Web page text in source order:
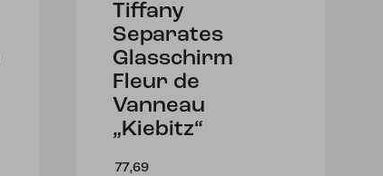
Tiffany
Separates
Glasschirm
Fleur de
Vanneau
„Kiebitz“
77,69